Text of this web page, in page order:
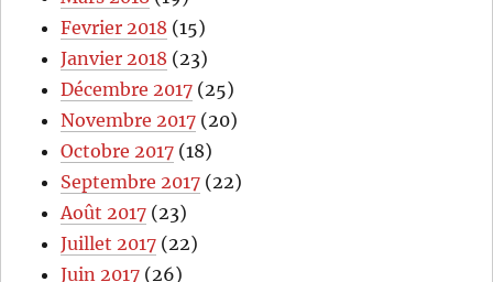
Fevrier 2018 (15)
Janvier 2018 (23)
Décembre 2017 (25)
Novembre 2017 (20)
Octobre 2017 (18)
Septembre 2017 (22)
Août 2017 (23)
Juillet 2017 (22)
Juin 2017 (26)